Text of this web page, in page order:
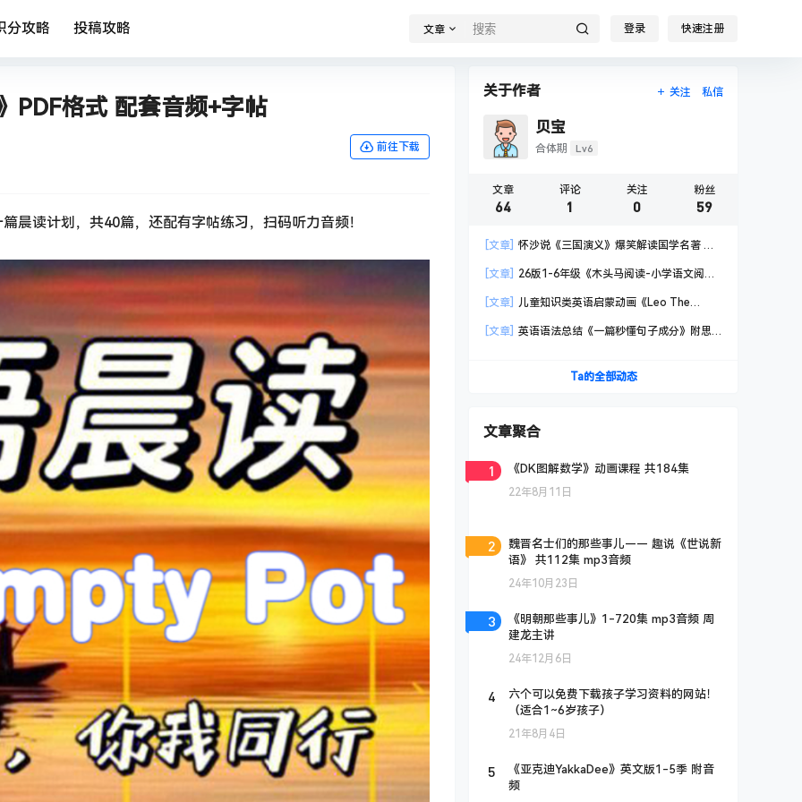
分攻略 投稿攻略 文章 登录 快速注册
PDF格式 配套音频+字帖
前往下载
晨读计划，共40篇，还配有字帖练习，扫码听力音频！
关于作者 关注 私信
贝宝
合体期 Lv6
文章
64
评论
1
关注
0
粉丝
59
[文章]
怀沙说《三国演义》爆笑解读国学名著 第
[文章]
26版1-6年级《木头马阅读-小学语文阅读
[文章]
儿童知识类英语启蒙动画《Leo The
[文章]
英语语法总结《一篇秒懂句子成分》附思
Ta的全部动态
文章聚合
1 《DK图解数学》动画课程 共184集
22年8月11日
2
魏晋名士们的那些事儿—— 趣说《世说新
语》 共112集 mp3音频
24年10月23日
3
《明朝那些事儿》1-720集 mp3音频 周
建龙主讲
24年12月6日
4
六个可以免费下载孩子学习资料的网站！
（适合1~6岁孩子）
21年8月4日
5
《亚克迪YakkaDee》英文版1-5季 附音
频